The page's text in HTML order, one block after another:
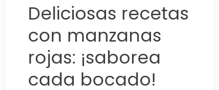
Deliciosas recetas
con manzanas
rojas: ¡saborea
cada bocado!